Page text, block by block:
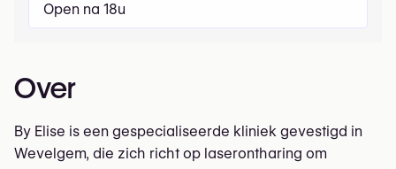
Open na 18u
Over
By Elise is een gespecialiseerde kliniek gevestigd in
Wevelgem, die zich richt op laserontharing om